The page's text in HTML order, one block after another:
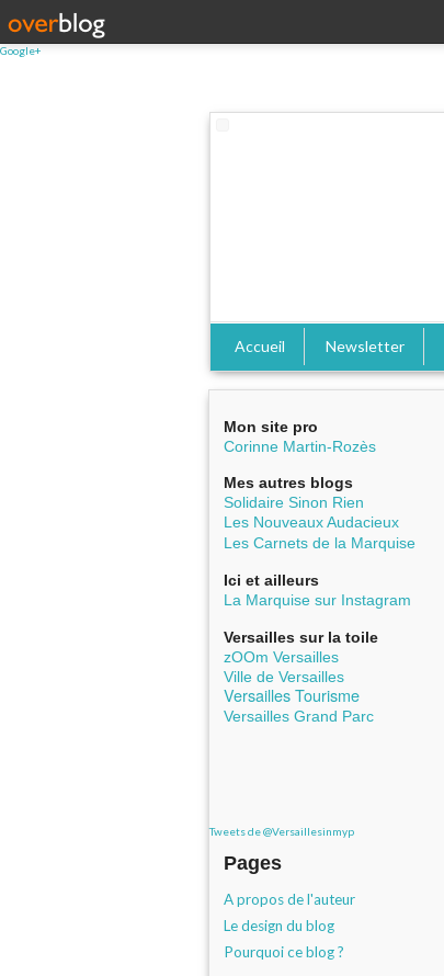
Google+
Accueil Newsletter
Mon site pro
Corinne Martin-Rozès
Mes autres blogs
Solidaire Sinon Rien
Les Nouveaux Audacieux
Les Carnets de la Marquise
Ici et ailleurs
La Marquise sur Instagram
Versailles sur la toile
zOOm Versailles
Ville de Versailles
Versailles Tourisme
Versailles Grand Parc
Tweets de @Versaillesinmyp
Pages
A propos de l'auteur
Le design du blog
Pourquoi ce blog ?